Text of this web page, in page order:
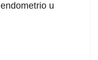
u